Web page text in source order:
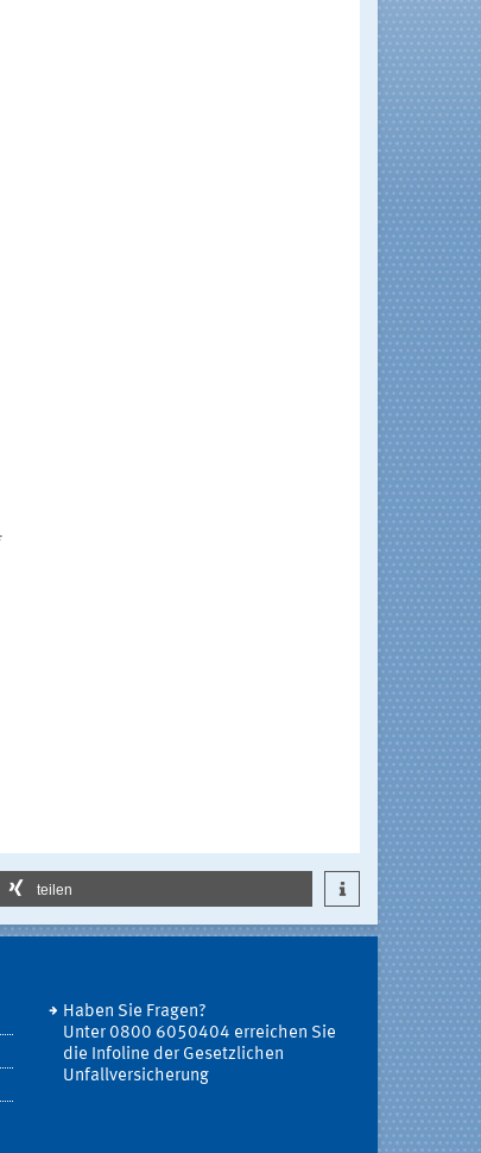
teilen
Haben Sie Fragen?
Unter 0800 6050404 erreichen Sie
die Infoline der Gesetzlichen
Unfallversicherung